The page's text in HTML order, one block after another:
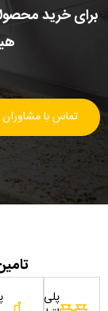
برای خرید
تماس با مشاوران
پلی